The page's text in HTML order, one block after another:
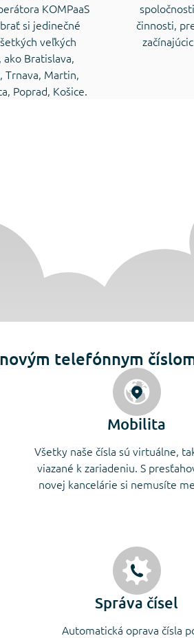
KOMPaaS
si jedinečné
veľkých
ako Bratislava,
Trnava, Martin,
Poprad, Košice.
činnosti,
telefónnym
Mobilita
Všetky naše čísla sú virtuálne,
viazané k zariadeniu. S
novej kancelárie si nemusíte
Správa čísel
Automatická oprava čísla